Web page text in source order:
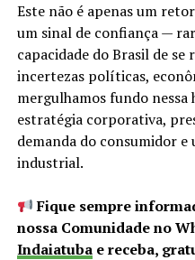
Este não é apenas um
um sinal de confiança —
capacidade do Brasil de
incertezas políticas,
mergulhamos fundo
estratégia corporativa,
demanda do consumidor
industrial.
Fique sempre
nossa Comunidade no
Indaiatubae receba,